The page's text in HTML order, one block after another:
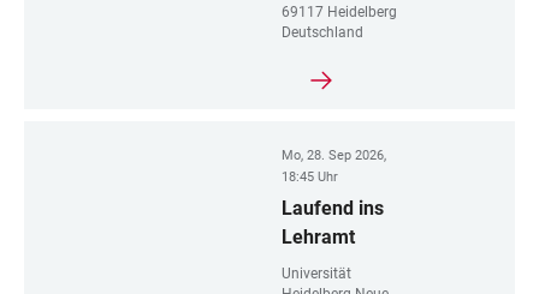
69117 Heidelberg
Deutschland
Mo, 28. Sep 2026,
18:45 Uhr
Laufend ins
Lehramt
Universität